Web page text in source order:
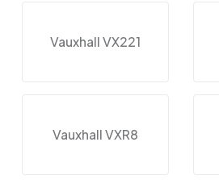
Vauxhall VX221
Vauxhall VXR8